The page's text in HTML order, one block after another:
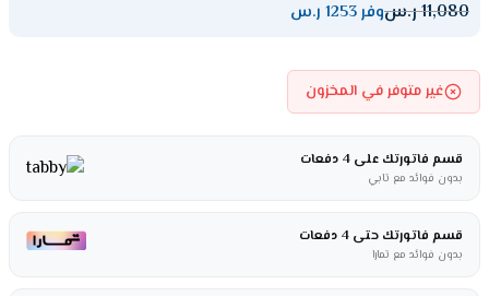
11,080ر.سوفر 1253 ر.س
غير متوفر في المخزون
قسم فاتورتك على 4 دفعات
بدون فوائد مع تابي
قسم فاتورتك حتى 4 دفعات
بدون فوائد مع تمارا